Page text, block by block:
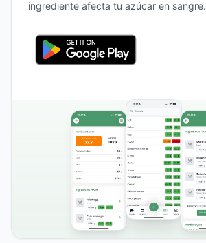
ingrediente afecta tu azúcar en sangre.